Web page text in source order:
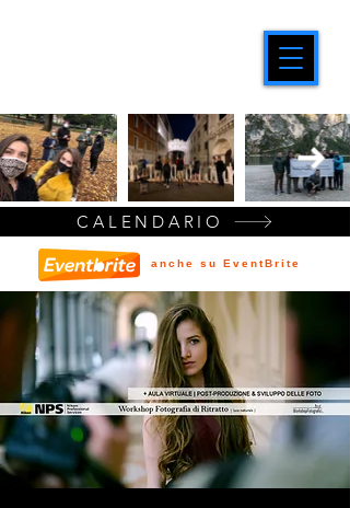
CALENDARIO
anche su EventBrite